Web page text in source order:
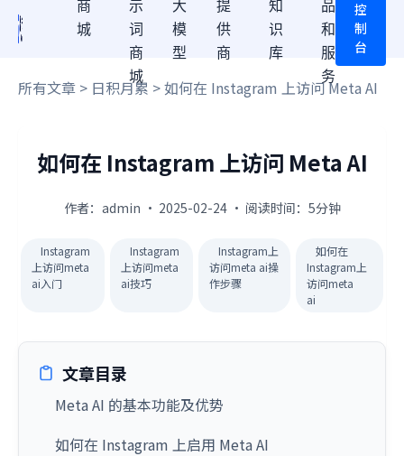
商
城
示
词
商
城
大
模
型
提
供
商
知
识
库
品
和
服
务
控
制
台
所有文章 > 日积月累 > 如何在 Instagram 上访问 Meta AI
如何在 Instagram 上访问 Meta AI
作者：admin · 2025-02-24 · 阅读时间：5分钟
Instagram
上访问meta
ai入门
Instagram
上访问meta
ai技巧
Instagram上
访问meta ai操
作步骤
如何在
Instagram上
访问meta
ai
文章目录
Meta AI 的基本功能及优势
如何在 Instagram 上启用 Meta AI